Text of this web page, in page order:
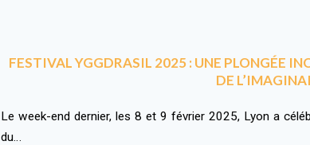
FESTIVAL YGGDRASIL 2025 : UNE PLONGÉE
DE
Le week-end dernier, les 8 et 9 février 2025, Lyon a
du…